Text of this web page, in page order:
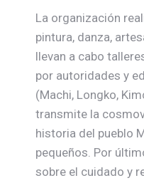
La organización
pintura, danza,
llevan a cabo
por autoridades y
(Machi, Longko,
transmite la
historia del pueblo
pequeños. Por
sobre el cuidado y